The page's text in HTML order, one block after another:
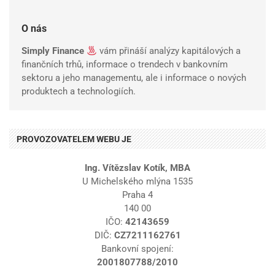
O nás
Simply Finance
vám přináší analýzy kapitálových a
finančních trhů, informace o trendech v bankovním
sektoru a jeho managementu, ale i informace o nových
produktech a technologiích.
PROVOZOVATELEM WEBU JE
Ing. Vítězslav Kotík, MBA
U Michelského mlýna 1535
Praha 4
140 00
IČO: 42143659
DIČ: CZ7211162761
Bankovní spojení:
2001807788/2010